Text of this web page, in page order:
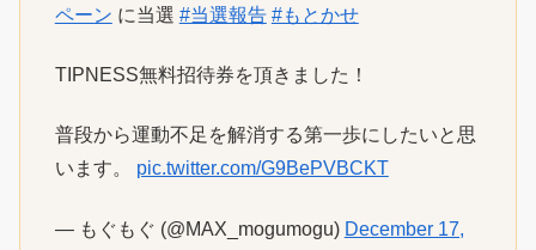
ペーン に当選 #当選報告 #もとかせ
TIPNESS無料招待券を頂きました！
普段から運動不足を解消する第一歩にしたいと思
います。 pic.twitter.com/G9BePVBCKT
— もぐもぐ (@MAX_mogumogu) December 17,